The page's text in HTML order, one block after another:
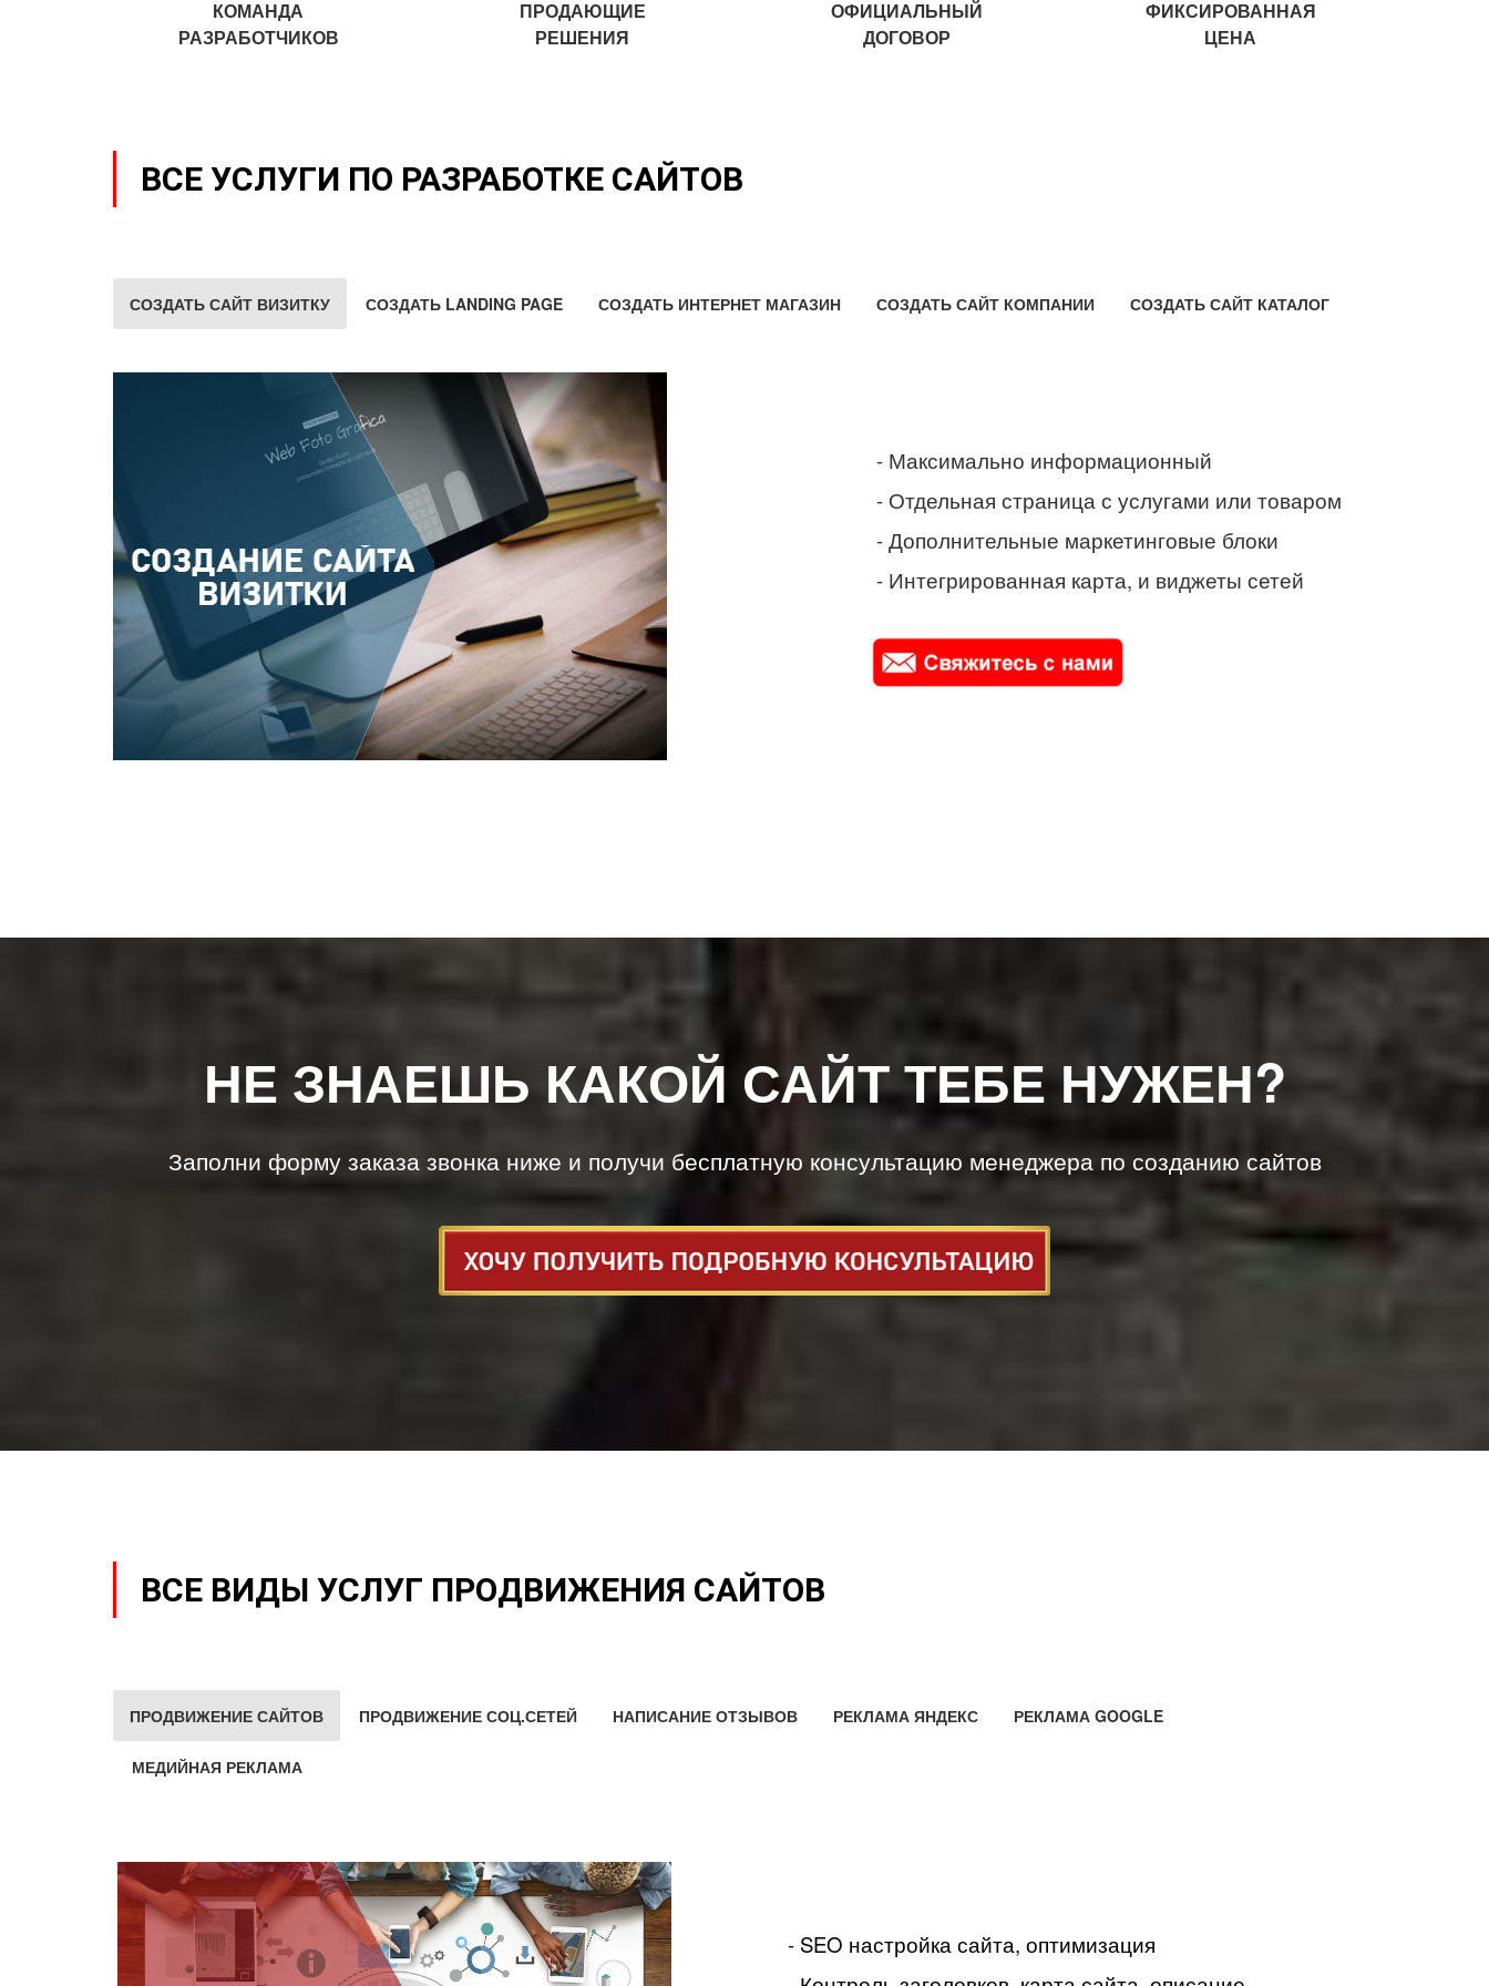
КОМАНДА
РАЗРАБОТЧИКОВ
ПРОДАЮЩИЕ
РЕШЕНИЯ
ОФИЦИАЛЬНЫЙ
ДОГОВОР
ФИКСИРОВАННАЯ
ЦЕНА
ВСЕ УСЛУГИ ПО РАЗРАБОТКЕ САЙТОВ
СОЗДАТЬ САЙТ ВИЗИТКУ СОЗДАТЬ LANDING PAGE СОЗДАТЬ ИНТЕРНЕТ МАГАЗИН СОЗДАТЬ САЙТ КОМПАНИИ СОЗДАТЬ САЙТ КАТАЛОГ
- Максимально информационный
- Отдельная страница с услугами или товаром
- Дополнительные маркетинговые блоки
- Интегрированная карта, и виджеты сетей
НЕ ЗНАЕШЬ КАКОЙ САЙТ ТЕБЕ НУЖЕН?
Заполни форму заказа звонка ниже и получи бесплатную консультацию менеджера по созданию сайтов
ВСЕ ВИДЫ УСЛУГ ПРОДВИЖЕНИЯ САЙТОВ
ПРОДВИЖЕНИЕ САЙТОВ ПРОДВИЖЕНИЕ СОЦ.СЕТЕЙ НАПИСАНИЕ ОТЗЫВОВ РЕКЛАМА ЯНДЕКС РЕКЛАМА GOOGLE
МЕДИЙНАЯ РЕКЛАМА
- SEO настройка сайта, оптимизация